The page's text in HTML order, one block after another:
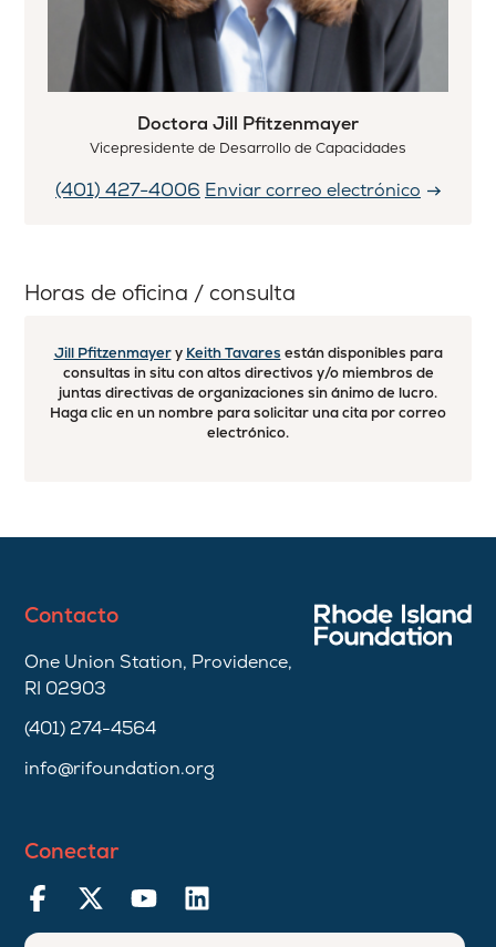
Doctora Jill Pfitzenmayer
Vicepresidente de Desarrollo de Capacidades
(401) 427-4006 Enviar correo electrónico
Horas de oficina / consulta
Jill Pfitzenmayery Keith Tavares están disponibles para
consultas in situ con altos directivos y/o miembros de
juntas directivas de organizaciones sin ánimo de lucro.
Haga clic en un nombre para solicitar una cita por correo
electrónico.
Contacto
One Union Station, Providence,
RI 02903
(401) 274-4564
info@rifoundation.org
Conectar